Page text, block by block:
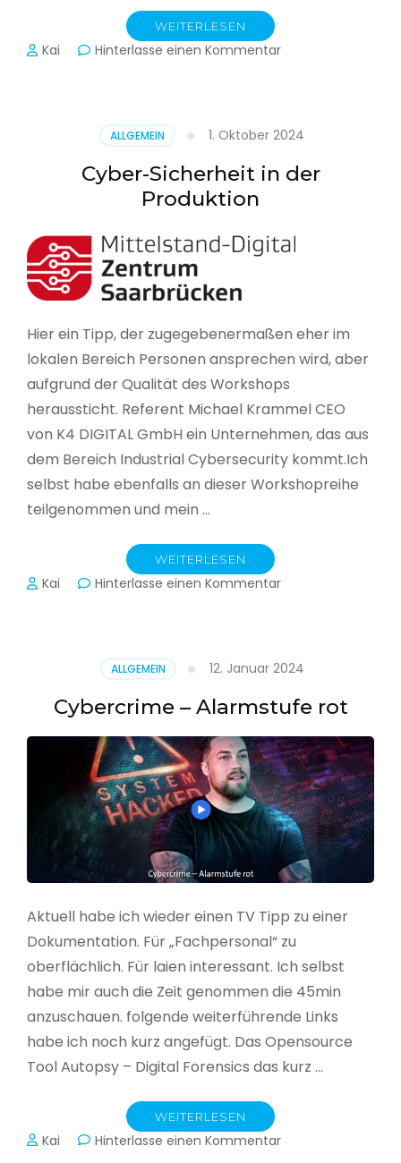
WEITERLESEN
Kai Hinterlasse einen Kommentarzu
seinen
Lagebericht
zur
in
Deutschland
ALLGEMEIN 1. Oktober 2024
Cyber-Sicherheit in der
Produktion
Hier ein Tipp, der zugegebenermaßen eher im
lokalen Bereich Personen ansprechen wird, aber
aufgrund der Qualität des Workshops
heraussticht. Referent Michael Krammel CEO
von K4 DIGITAL GmbH ein Unternehmen, das aus
dem Bereich Industrial Cybersecurity kommt.Ich
selbst habe ebenfalls an dieser Workshopreihe
teilgenommen und mein …
WEITERLESEN
Kai Hinterlasse einen Kommentarzu
Produktion
ALLGEMEIN 12. Januar 2024
Cybercrime – Alarmstufe rot
Aktuell habe ich wieder einen TV Tipp zu einer
Dokumentation. Für „Fachpersonal“ zu
oberflächlich. Für laien interessant. Ich selbst
habe mir auch die Zeit genommen die 45min
anzuschauen. folgende weiterführende Links
habe ich noch kurz angefügt. Das Opensource
Tool Autopsy – Digital Forensics das kurz …
WEITERLESEN
Kai Hinterlasse einen Kommentarzu